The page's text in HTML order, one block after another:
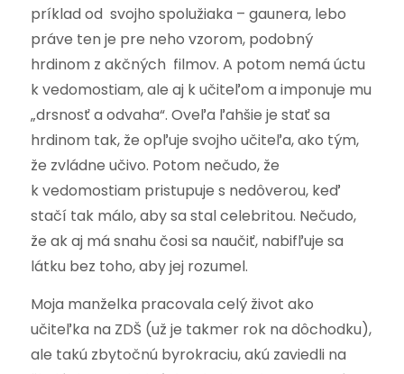
príklad od svojho spolužiaka – gaunera, lebo
práve ten je pre neho vzorom, podobný
hrdinom z akčných filmov. A potom nemá úctu
k vedomostiam, ale aj k učiteľom a imponuje mu
„drsnosť a odvaha“. Oveľa ľahšie je stať sa
hrdinom tak, že opľuje svojho učiteľa, ako tým,
že zvládne učivo. Potom nečudo, že
k vedomostiam pristupuje s nedôverou, keď
stačí tak málo, aby sa stal celebritou. Nečudo,
že ak aj má snahu čosi sa naučiť, nabifľuje sa
látku bez toho, aby jej rozumel.
Moja manželka pracovala celý život ako
učiteľka na ZDŠ (už je takmer rok na dôchodku),
ale takú zbytočnú byrokraciu, akú zaviedli na